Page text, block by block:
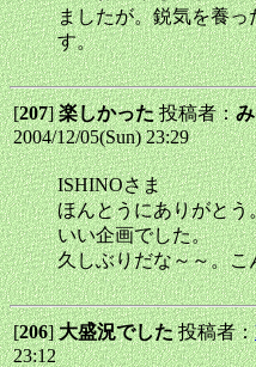
ましたが。鋭気を養
す。
[207]楽しかった投稿者：
2004/12/05(Sun) 23:29
ISHINOさま
ほんとうにありがとう
いい企画でした。
久しぶりだな～～。こ
[206]大盛況でした投稿者：
23:12